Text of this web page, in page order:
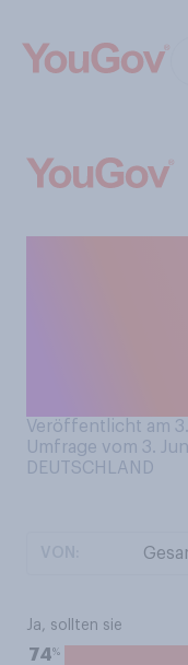
Veröffentlicht am
Umfrage vom 3.
DEUTSCHLAND
Ja, sollten sie
74%